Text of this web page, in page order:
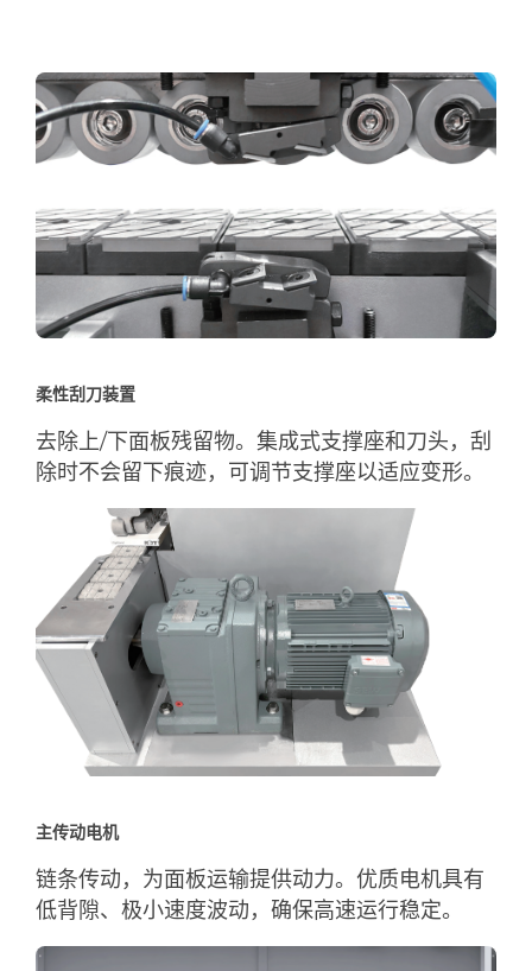
柔性刮刀装置
去除上/下面板残留物。集成式支撑座和刀头，刮
除时不会留下痕迹，可调节支撑座以适应变形。
主传动电机
链条传动，为面板运输提供动力。优质电机具有
低背隙、极小速度波动，确保高速运行稳定。